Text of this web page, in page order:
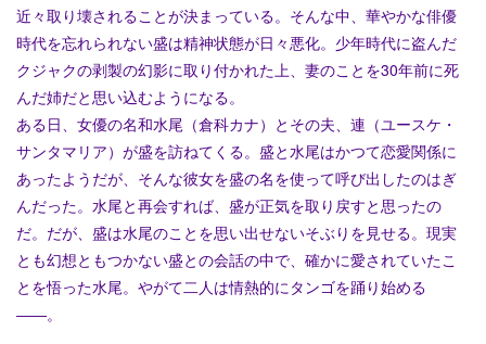
近々取り壊されることが決まっている。そんな中、華やかな俳優
時代を忘れられない盛は精神状態が日々悪化。少年時代に盗んだ
クジャクの剥製の幻影に取り付かれた上、妻のことを30年前に死
んだ姉だと思い込むようになる。
ある日、女優の名和水尾（倉科カナ）とその夫、連（ユースケ・
サンタマリア）が盛を訪ねてくる。盛と水尾はかつて恋愛関係に
あったようだが、そんな彼女を盛の名を使って呼び出したのはぎ
んだった。水尾と再会すれば、盛が正気を取り戻すと思ったの
だ。だが、盛は水尾のことを思い出せないそぶりを見せる。現実
とも幻想ともつかない盛との会話の中で、確かに愛されていたこ
とを悟った水尾。やがて二人は情熱的にタンゴを踊り始める
――。